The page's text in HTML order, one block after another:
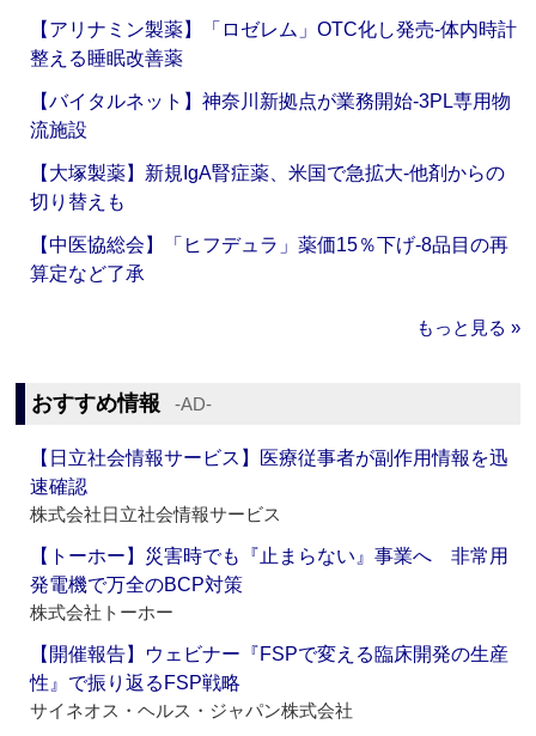
【アリナミン製薬】「ロゼレム」OTC化し発売‐体内時計
整える睡眠改善薬
【バイタルネット】神奈川新拠点が業務開始‐3PL専用物
流施設
【大塚製薬】新規IgA腎症薬、米国で急拡大‐他剤からの
切り替えも
【中医協総会】「ヒフデュラ」薬価15％下げ‐8品目の再
算定など了承
もっと見る »
おすすめ情報 ‐AD‐
【日立社会情報サービス】医療従事者が副作用情報を迅
速確認
株式会社日立社会情報サービス
【トーホー】災害時でも『止まらない』事業へ 非常用
発電機で万全のBCP対策
株式会社トーホー
【開催報告】ウェビナー『FSPで変える臨床開発の生産
性』で振り返るFSP戦略
サイネオス・ヘルス・ジャパン株式会社